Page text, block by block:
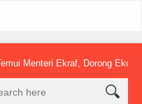
Ekraf, Dorong Ekonomi